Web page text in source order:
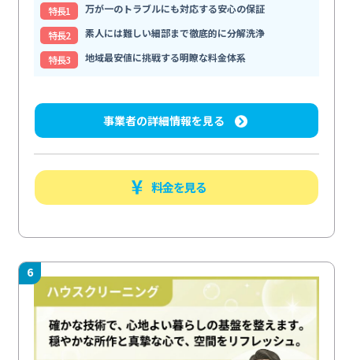
特⻑1
万が一のトラブルにも対応する安心の保証
特⻑2
素人には難しい細部まで徹底的に分解洗浄
特⻑3
地域最安値に挑戦する明瞭な料金体系
事業者の詳細情報を見る
料金を見る
6